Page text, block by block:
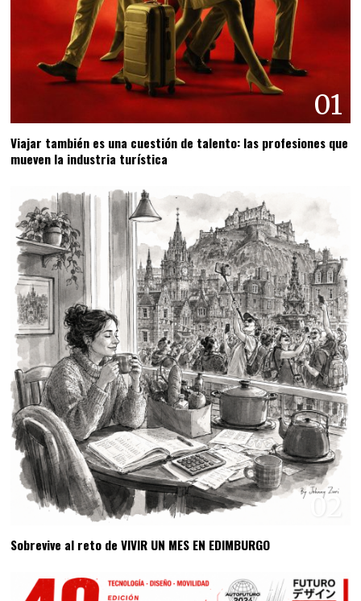
01
Viajar también es una cuestión de talento: las profesiones que
mueven la industria turística
02
Sobrevive al reto de VIVIR UN MES EN EDIMBURGO